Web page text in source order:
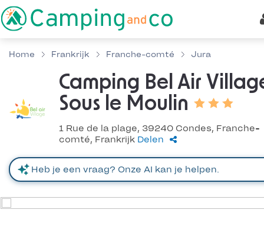
Home Frankrijk Franche-comté Jura
Camping Bel Air
Sous le Moulin
1 Rue de la plage, 39240 Condes, Franche-
comté, Frankrijk Delen